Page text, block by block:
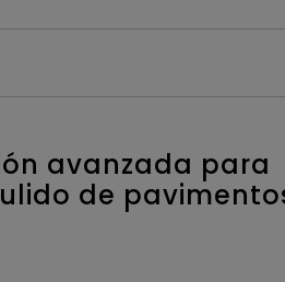
avanzada para
de